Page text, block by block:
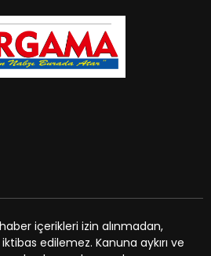
→ Görünüm → Menüler
yapınız.
e-bültenine abone olarak,
içerikleri izin alınmadan,
edilemez. Kanuna aykırı ve